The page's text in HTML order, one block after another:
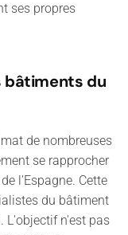
ses propres
bâtiments du
de nombreuses
se rapprocher
l’Espagne. Cette
du bâtiment
L'objectif n'est pas